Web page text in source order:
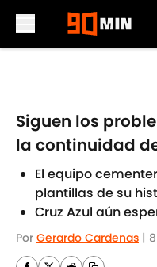
Siguen los
la continuidad
El equipo
plantillas de su
Cruz Azul aún
Por Gerardo Cardenas |